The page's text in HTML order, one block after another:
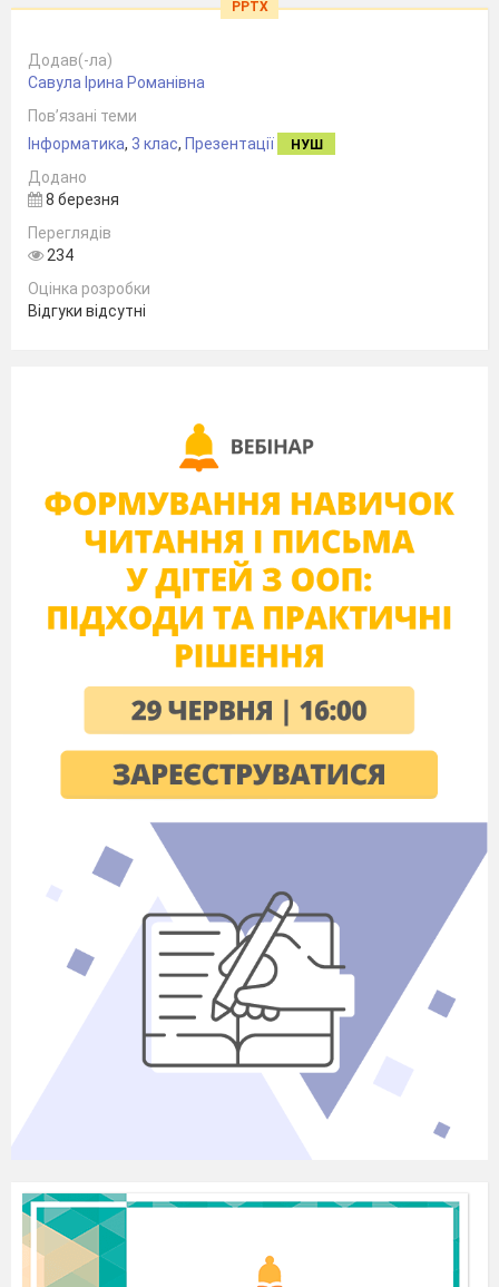
PPTX
Додав(-ла)
Савула Ірина Романівна
Пов’язані теми
Інформатика, 3 клас, Презентації НУШ
Додано
8 березня
Переглядів
234
Оцінка розробки
Відгуки відсутні